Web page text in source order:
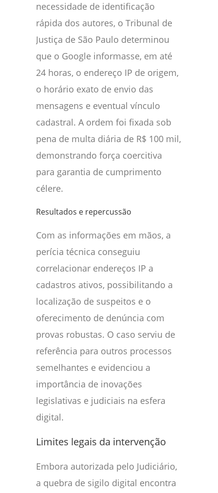
necessidade de identificação
rápida dos autores, o Tribunal de
Justiça de São Paulo determinou
que o Google informasse, em até
24 horas, o endereço IP de origem,
o horário exato de envio das
mensagens e eventual vínculo
cadastral. A ordem foi fixada sob
pena de multa diária de R$ 100 mil,
demonstrando força coercitiva
para garantia de cumprimento
célere.
Resultados e repercussão
Com as informações em mãos, a
perícia técnica conseguiu
correlacionar endereços IP a
cadastros ativos, possibilitando a
localização de suspeitos e o
oferecimento de denúncia com
provas robustas. O caso serviu de
referência para outros processos
semelhantes e evidenciou a
importância de inovações
legislativas e judiciais na esfera
digital.
Limites legais da intervenção
Embora autorizada pelo Judiciário,
a quebra de sigilo digital encontra